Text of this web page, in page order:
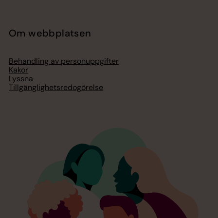
Om webbplatsen
Behandling av personuppgifter
Kakor
Lyssna
Tillgänglighetsredogörelse